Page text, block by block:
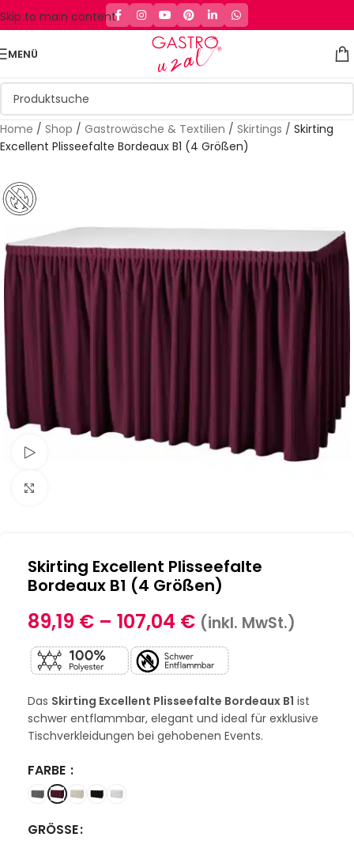
Skip to main content
MENÜ
Home / Shop / Gastrowäsche & Textilien / Skirtings / Skirting
Excellent Plisseefalte Bordeaux B1 (4 Größen)
Skirting Excellent Plisseefalte
Bordeaux B1 (4 Größen)
89,19 € – 107,04 € (inkl. MwSt.)
Das Skirting Excellent Plisseefalte Bordeaux B1 ist
schwer entflammbar, elegant und ideal für exklusive
Tischverkleidungen bei gehobenen Events.
FARBE
GRÖSSE